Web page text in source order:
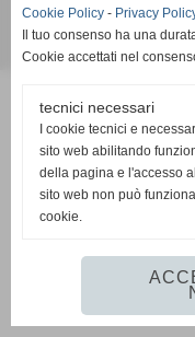
Cookie Policy - Privacy
Il tuo consenso ha una
Cookie accettati nel
tecnici necessari
I cookie tecnici e
sito web abilitando
della pagina e l'accesso
sito web non può
cookie.